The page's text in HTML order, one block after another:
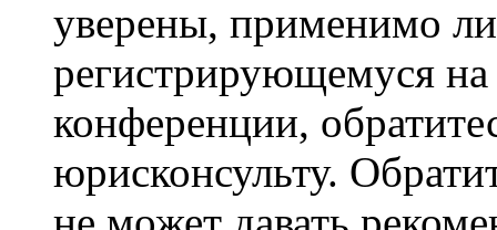
уверены, применимо
регистрирующемуся
конференции,
юрисконсульту.